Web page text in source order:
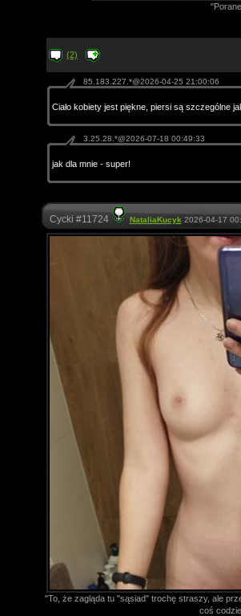
(2)
85.183.227.*@2026-04-25 21:00:06
Ciało kobiety jest piękne, piersi są szczególne
3.25.28.*@2026-07-18 00:49:33
jak dla mnie - super!
Cycki #11724 NataliaKucyk 2026-04-17
"To, że zagląda tu "sąsiad" trochę straszy, ale
coś